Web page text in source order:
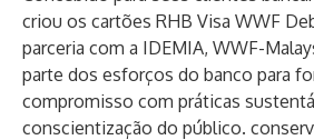
criou os cartões RHB Visa WWF
parceria com a IDEMIA, WWF-
parte dos esforços do banco para
compromisso com práticas
conscientização do público.